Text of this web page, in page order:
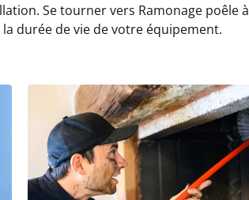
Se tourner vers Ramonage poêle à
durée de vie de votre équipement.